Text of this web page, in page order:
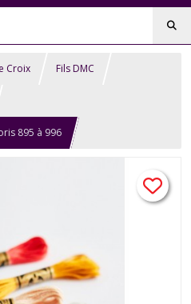
Croix Fils DMC
895 à 996